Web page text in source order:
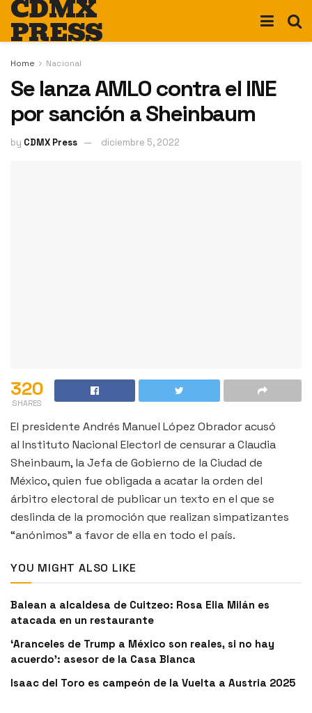
CDMX
PRESS
Home Nacional
Se lanza AMLO contra el INE
por sanción a Sheinbaum
by CDMX Press diciembre 5, 2022
320
SHARES
El presidente Andrés Manuel López Obrador acusó
al Instituto Nacional Electorl de censurar a Claudia
Sheinbaum, la Jefa de Gobierno de la Ciudad de
México, quien fue obligada a acatar la orden del
árbitro electoral de publicar un texto en el que se
deslinda de la promoción que realizan simpatizantes
“anónimos” a favor de ella en todo el país.
YOU MIGHT ALSO LIKE
Balean a alcaldesa de Cuitzeo: Rosa Elia Milán es
atacada en un restaurante
‘Aranceles de Trump a México son reales, si no hay
acuerdo’: asesor de la Casa Blanca
Isaac del Toro es campeón de la Vuelta a Austria 2025